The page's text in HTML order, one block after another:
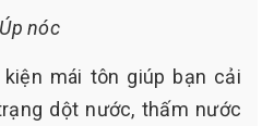
Úp nóc
mái tôn giúp bạn cải
dột nước, thấm nước